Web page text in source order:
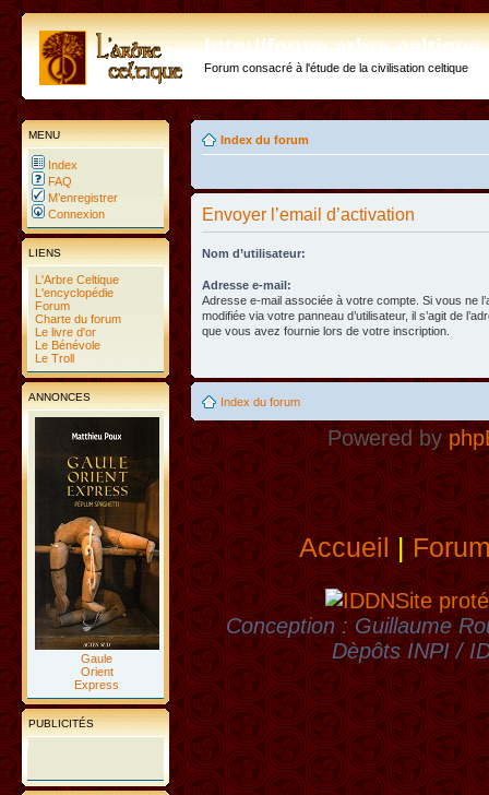
http://forum.arbre-
Forum consacré à l'étude de la civilisation celtique
MENU
Index
FAQ
M’enregistrer
Connexion
LIENS
L'Arbre Celtique
L'encyclopédie
Forum
Charte du forum
Le livre d'or
Le Bénévole
Le Troll
ANNONCES
Gaule
Orient
Express
PUBLICITÉS
Index du forum
Envoyer l’email d’activation
Nom d’utilisateur:
Adresse e-mail:
Adresse e-mail associée à votre compte. Si vous ne
modifiée via votre panneau d’utilisateur, il s’agit de
que vous avez fournie lors de votre inscription.
Index du forum
Powered by
Accueil|
Site
Conception : Guillaume
Dèpôts INPI /